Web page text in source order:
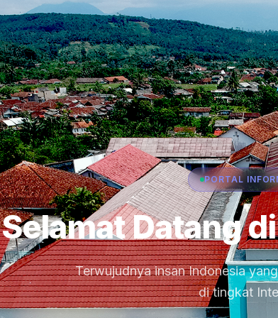
PORTAL
Selamat Datang
Terwujudnya insan Indonesia
di tingkat